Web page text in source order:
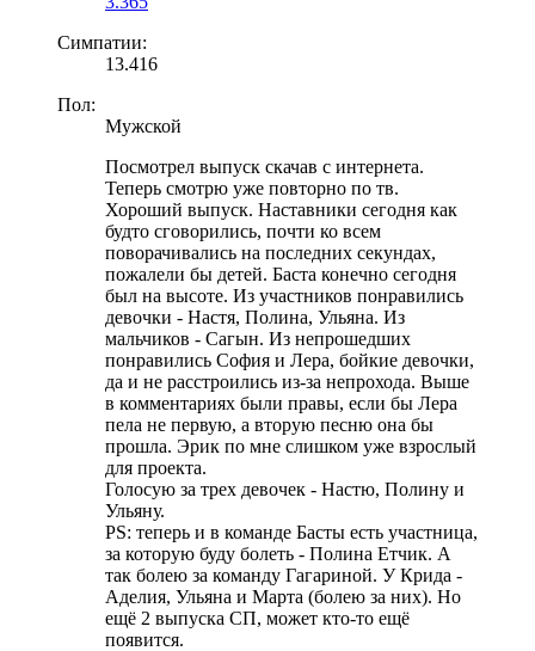
Симпатии:
13.416
Пол:
Мужской
Посмотрел выпуск скачав с интернета.
Теперь смотрю уже повторно по тв.
Хороший выпуск. Наставники сегодня как
будто сговорились, почти ко всем
поворачивались на последних секундах,
пожалели бы детей. Баста конечно сегодня
был на высоте. Из участников понравились
девочки - Настя, Полина, Ульяна. Из
мальчиков - Сагын. Из непрошедших
понравились София и Лера, бойкие девочки,
да и не расстроились из-за непрохода. Выше
в комментариях были правы, если бы Лера
пела не первую, а вторую песню она бы
прошла. Эрик по мне слишком уже взрослый
для проекта.
Голосую за трех девочек - Настю, Полину и
Ульяну.
PS: теперь и в команде Басты есть участница,
за которую буду болеть - Полина Етчик. А
так болею за команду Гагариной. У Крида -
Аделия, Ульяна и Марта (болею за них). Но
ещё 2 выпуска СП, может кто-то ещё
появится.